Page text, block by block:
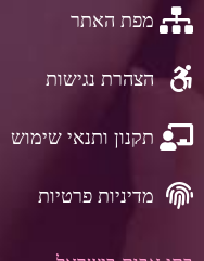
מפת האתר
הצהרת נגישות
תקנון ותנאי שימוש
מדיניות פרטיות